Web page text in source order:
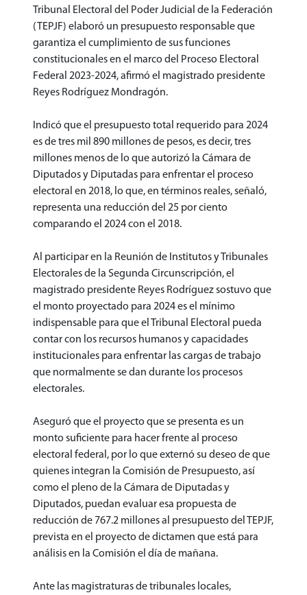
Tribunal Electoral del Poder Judicial de la Federación
(TEPJF) elaboró un presupuesto responsable que
garantiza el cumplimiento de sus funciones
constitucionales en el marco del Proceso Electoral
Federal 2023-2024, afirmó el magistrado presidente
Reyes Rodríguez Mondragón.
Indicó que el presupuesto total requerido para 2024
es de tres mil 890 millones de pesos, es decir, tres
millones menos de lo que autorizó la Cámara de
Diputados y Diputadas para enfrentar el proceso
electoral en 2018, lo que, en términos reales, señaló,
representa una reducción del 25 por ciento
comparando el 2024 con el 2018.
Al participar en la Reunión de Institutos y Tribunales
Electorales de la Segunda Circunscripción, el
magistrado presidente Reyes Rodríguez sostuvo que
el monto proyectado para 2024 es el mínimo
indispensable para que el Tribunal Electoral pueda
contar con los recursos humanos y capacidades
institucionales para enfrentar las cargas de trabajo
que normalmente se dan durante los procesos
electorales.
Aseguró que el proyecto que se presenta es un
monto suficiente para hacer frente al proceso
electoral federal, por lo que externó su deseo de que
quienes integran la Comisión de Presupuesto, así
como el pleno de la Cámara de Diputadas y
Diputados, puedan evaluar esa propuesta de
reducción de 767.2 millones al presupuesto del TEPJF,
prevista en el proyecto de dictamen que está para
análisis en la Comisión el día de mañana.
Ante las magistraturas de tribunales locales,